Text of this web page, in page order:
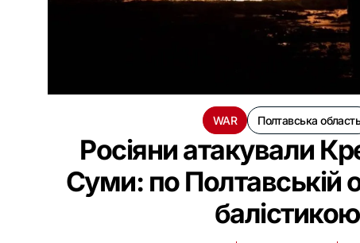
WAR Полтавська
Росіяни атакували
Суми: по Полтавській
балістикою